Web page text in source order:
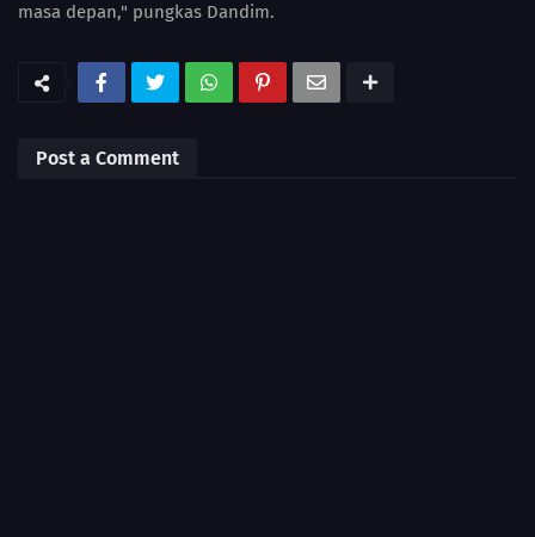
masa depan," pungkas Dandim.
Post a Comment